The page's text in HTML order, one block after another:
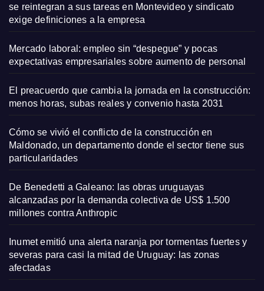
se reintegran a sus tareas en Montevideo y sindicato
exige definiciones a la empresa
Mercado laboral: empleo sin “despegue” y pocas
expectativas empresariales sobre aumento de personal
El preacuerdo que cambia la jornada en la construcción:
menos horas, subas reales y convenio hasta 2031
Cómo se vivió el conflicto de la construcción en
Maldonado, un departamento donde el sector tiene sus
particularidades
De Benedetti a Galeano: las obras uruguayas
alcanzadas por la demanda colectiva de US$ 1.500
millones contra Anthropic
Inumet emitió una alerta naranja por tormentas fuertes y
severas para casi la mitad de Uruguay: las zonas
afectadas